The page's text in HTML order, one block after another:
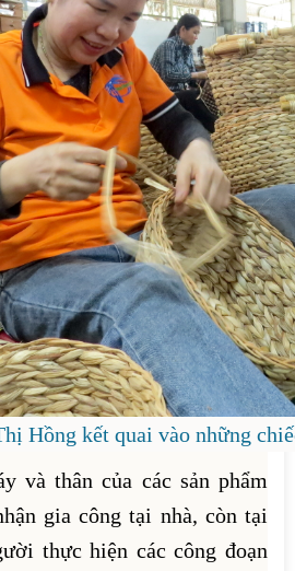
Hồng kết quai vào những
và thân của các sản phẩm
gia công tại nhà, còn tại
thực hiện các công đoạn